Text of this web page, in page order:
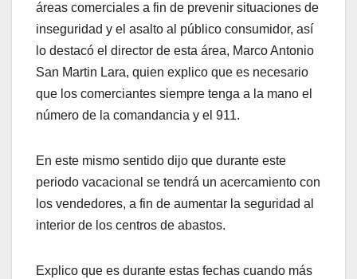
áreas comerciales a fin de prevenir situaciones de
inseguridad y el asalto al público consumidor, así
lo destacó el director de esta área, Marco Antonio
San Martin Lara, quien explico que es necesario
que los comerciantes siempre tenga a la mano el
número de la comandancia y el 911.
En este mismo sentido dijo que durante este
periodo vacacional se tendrá un acercamiento con
los vendedores, a fin de aumentar la seguridad al
interior de los centros de abastos.
Explico que es durante estas fechas cuando más